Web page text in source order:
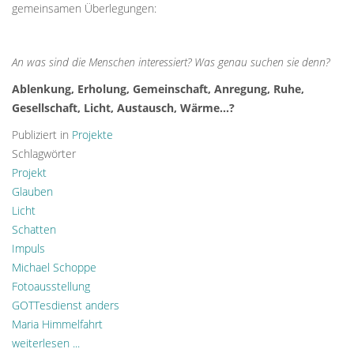
gemeinsamen Überlegungen:
An was sind die Menschen interessiert? Was genau suchen sie denn?
Ablenkung, Erholung, Gemeinschaft, Anregung, Ruhe,
Gesellschaft, Licht, Austausch, Wärme...?
Publiziert in Projekte
Schlagwörter
Projekt
Glauben
Licht
Schatten
Impuls
Michael Schoppe
Fotoausstellung
GOTTesdienst anders
Maria Himmelfahrt
weiterlesen ...